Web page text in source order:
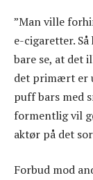
”Man ville
e-cigaretter.
bare se, at det
det primært er
puff bars med
formentlig vil
aktør på det
Forbud mod